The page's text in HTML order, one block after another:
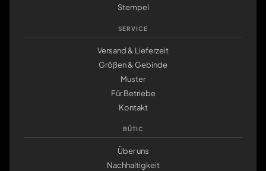
Stempel
SERVICE
Versand & Lieferzeit
Größen & Gebinde
Muster
Für Betriebe
Kontakt
BÜTIC
Über uns
Nachhaltigkeit